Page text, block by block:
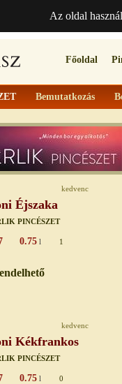
Az oldal
Főoldal
Bemutatkozás
kedvenc
Éjszaka
PINCÉSZET
0.75 l 1
kedvenc
Kékfrankos
PINCÉSZET
0.75 l 0